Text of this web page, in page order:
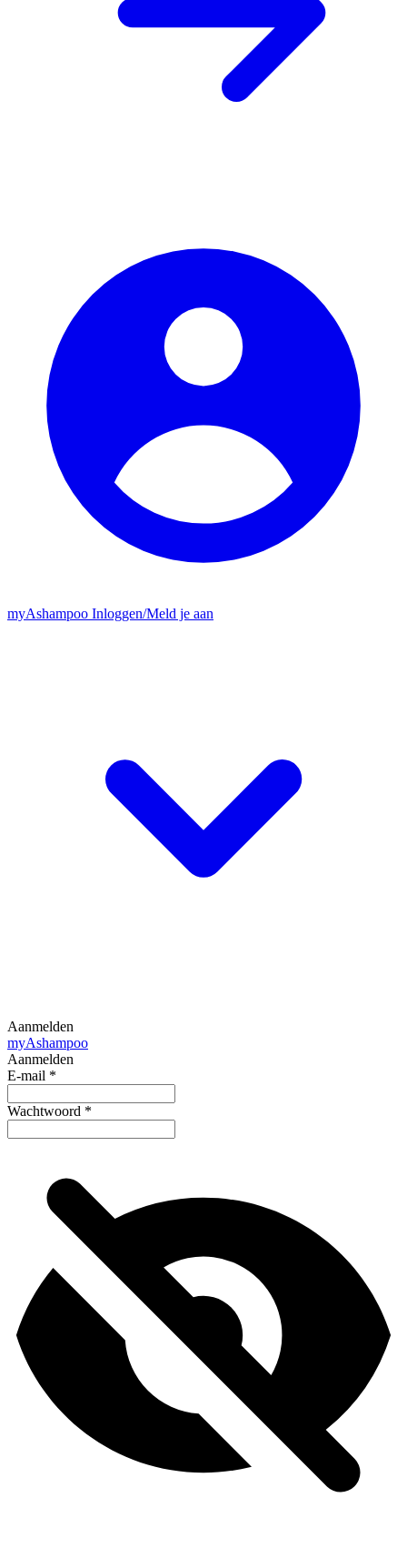
myAshampoo Inloggen/Meld je aan
Aanmelden
myAshampoo
Aanmelden
E-mail *
Wachtwoord *